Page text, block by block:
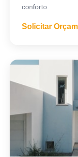
conforto.
Solicitar